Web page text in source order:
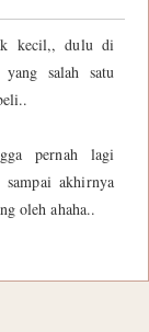
kecil,, dulu di
salah satu
pernah lagi
akhirnya
oleh ahaha..